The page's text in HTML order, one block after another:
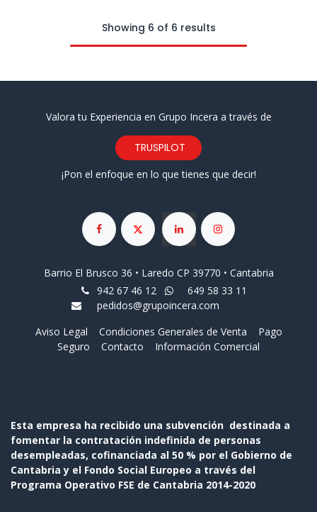
Showing 6 of 6 results
Valora tu Experiencia en Grupo Incera a través de
TRUSPILOT
¡Pon el enfoque en lo que tienes que decir!
Barrio El Brusco 36 • Laredo CP 39770 • Cantabria
942 67 46 12
649 58 33 11
pedidos@grupoincera.com
Aviso Legal
Condiciones Generales de Venta
Pago
Seguro
Contacto Información Comercial
Esta empresa ha recibido una subvención destinada a
fomentar la contratación indefinida de personas
desempleadas, cofinanciada al 50 % por el Gobierno de
Cantabria y el Fondo Social Europeo a través del
Programa Operativo FSE de Cantabria 2014-2020